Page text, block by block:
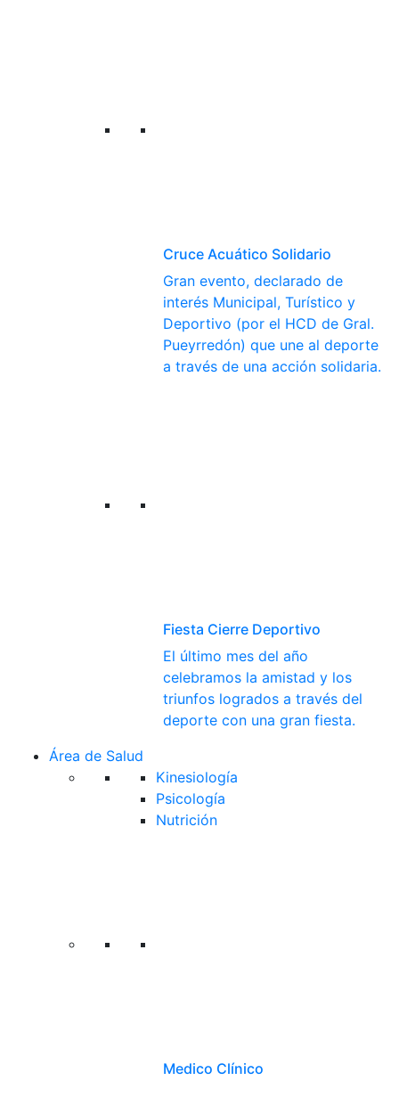
Cruce Acuático Solidario
Gran evento, declarado de
interés Municipal, Turístico y
Deportivo (por el HCD de Gral.
Pueyrredón) que une al deporte
a través de una acción solidaria.
Fiesta Cierre Deportivo
El último mes del año
celebramos la amistad y los
triunfos logrados a través del
deporte con una gran fiesta.
Área de Salud
Kinesiología
Psicología
Nutrición
Medico Clínico